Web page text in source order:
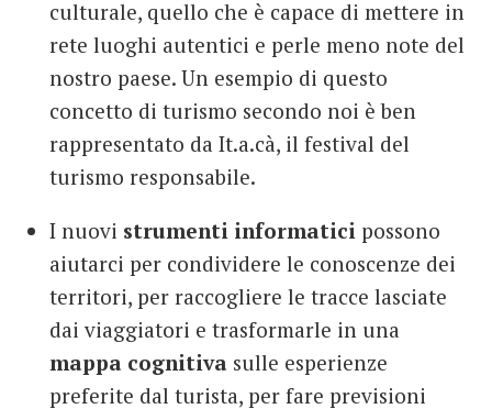
culturale, quello che è capace di mettere in
rete luoghi autentici e perle meno note del
nostro paese. Un esempio di questo
concetto di turismo secondo noi è ben
rappresentato da It.a.cà, il festival del
turismo responsabile.
I nuovi strumenti informatici possono
aiutarci per condividere le conoscenze dei
territori, per raccogliere le tracce lasciate
dai viaggiatori e trasformarle in una
mappa cognitiva sulle esperienze
preferite dal turista, per fare previsioni